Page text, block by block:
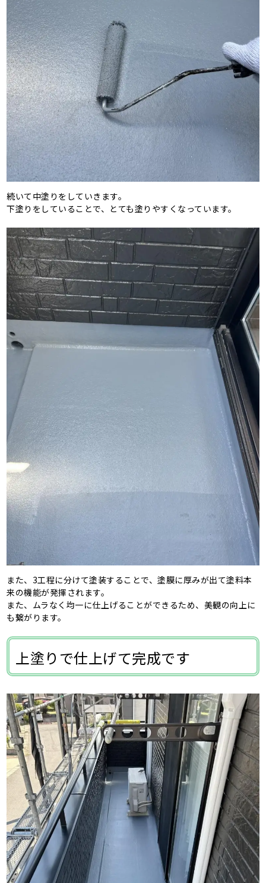
続いて中塗りをしていきます。
下塗りをしていることで、とても塗りやすくなっています。
また、3工程に分けて塗装することで、塗膜に厚みが出て塗料本
来の機能が発揮されます。
また、ムラなく均一に仕上げることができるため、美観の向上に
も繋がります。
上塗りで仕上げて完成です